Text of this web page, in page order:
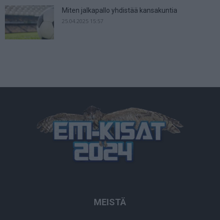
Miten jalkapallo yhdistää kansakuntia
25.04.2025 15:57
MEISTÄ